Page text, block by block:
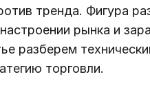
тренда. Фигура
рынка и
разберем
торговли.